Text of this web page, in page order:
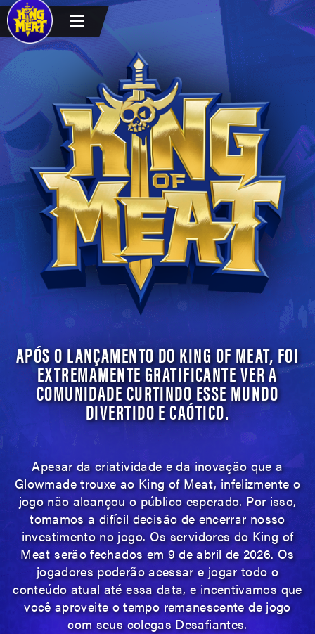
APÓS O LANÇAMENTO DO KING OF MEAT, FOI
EXTREMAMENTE GRATIFICANTE VER A
COMUNIDADE CURTINDO ESSE MUNDO
DIVERTIDO E CAÓTICO.
Apesar da criatividade e da inovação que a
Glowmade trouxe ao King of Meat, infelizmente o
jogo não alcançou o público esperado. Por isso,
tomamos a difícil decisão de encerrar nosso
investimento no jogo. Os servidores do King of
Meat serão fechados em 9 de abril de 2026. Os
jogadores poderão acessar e jogar todo o
conteúdo atual até essa data, e incentivamos que
você aproveite o tempo remanescente de jogo
com seus colegas Desafiantes.